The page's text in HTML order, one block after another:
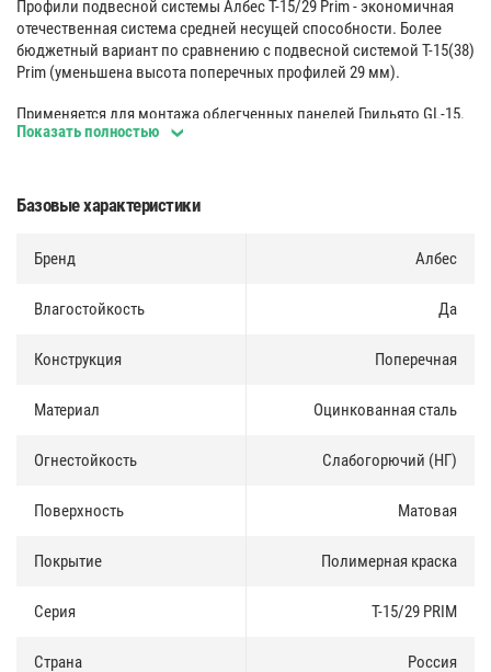
Профили подвесной системы Албес Т-15/29 Prim - экономичная
отечественная система средней несущей способности. Более
бюджетный вариант по сравнению с подвесной системой Т-15(38)
Prim (уменьшена высота поперечных профилей 29 мм).
Применяется для монтажа облегченных панелей Грильято GL-15.
Меры предосторожности
Не размещайте проводку на каркасе;
Устанавливайте потолок после всех «мокрых» работ.
Показать полностью
Базовые характеристики
Бренд Албес
Влагостойкость Да
Конструкция Поперечная
Материал Оцинкованная сталь
Огнестойкость Слабогорючий (НГ)
Поверхность Матовая
Покрытие Полимерная краска
Серия T-15/29 PRIM
Страна Россия